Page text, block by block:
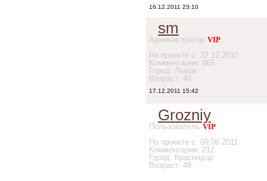
16.12.2011 23:10
sm
Администратор VIP
На проекте с: 22.12.2010
Комментарии: 865
Город: Львов
Возраст: 48
17.12.2011 15:42
Grozniy
Пользователь VIP
На проекте с: 09.06.2011
Комментарии: 212
Город: Краснодар
Возраст: 48